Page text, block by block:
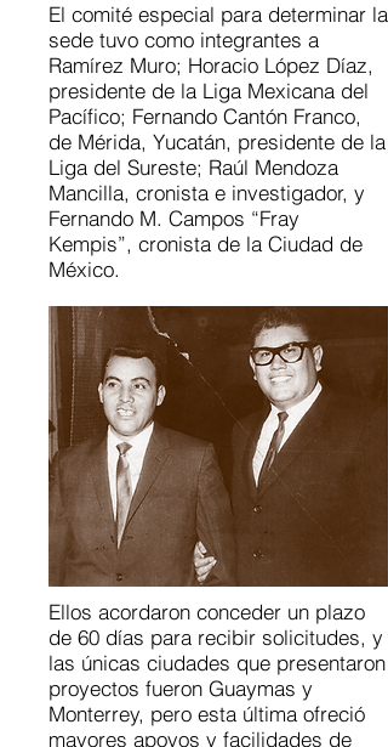
El comité especial para determinar la
sede tuvo como integrantes a
Ramírez Muro; Horacio López Díaz,
presidente de la Liga Mexicana del
Pacífico; Fernando Cantón Franco,
de Mérida, Yucatán, presidente de la
Liga del Sureste; Raúl Mendoza
Mancilla, cronista e investigador, y
Fernando M. Campos “Fray
Kempis”, cronista de la Ciudad de
México.
Ellos acordaron conceder un plazo
de 60 días para recibir solicitudes, y
las únicas ciudades que presentaron
proyectos fueron Guaymas y
Monterrey, pero esta última ofreció
mayores apoyos y facilidades de